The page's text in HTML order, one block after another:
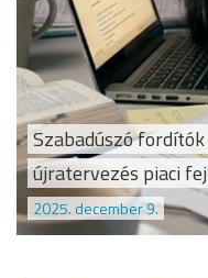
Szabadúszó
újratervezés piaci
2025. december 9.